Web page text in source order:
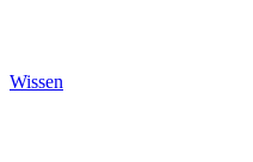
Wissen